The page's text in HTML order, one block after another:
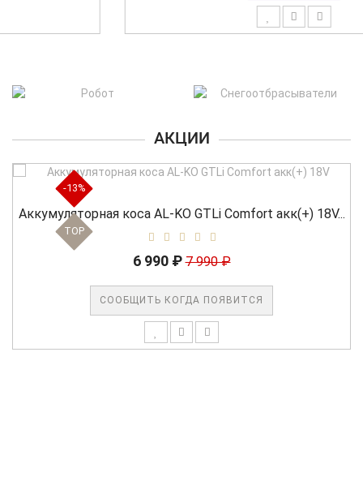
АКЦИИ
коса AL-KO GTLi Comfort акк(+) 18V...
7 990 ₽
СООБЩИТЬ КОГДА ПОЯВИТСЯ